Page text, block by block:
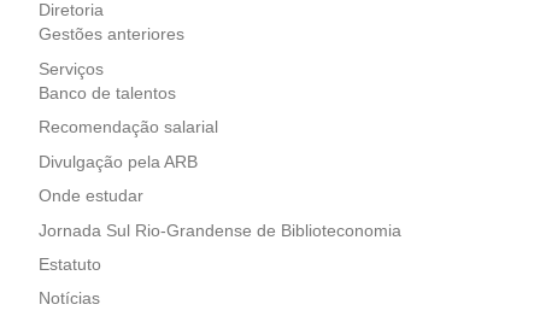
Diretoria
Gestões anteriores
Serviços
Banco de talentos
Recomendação salarial
Divulgação pela ARB
Onde estudar
Jornada Sul Rio-Grandense de Biblioteconomia
Estatuto
Notícias